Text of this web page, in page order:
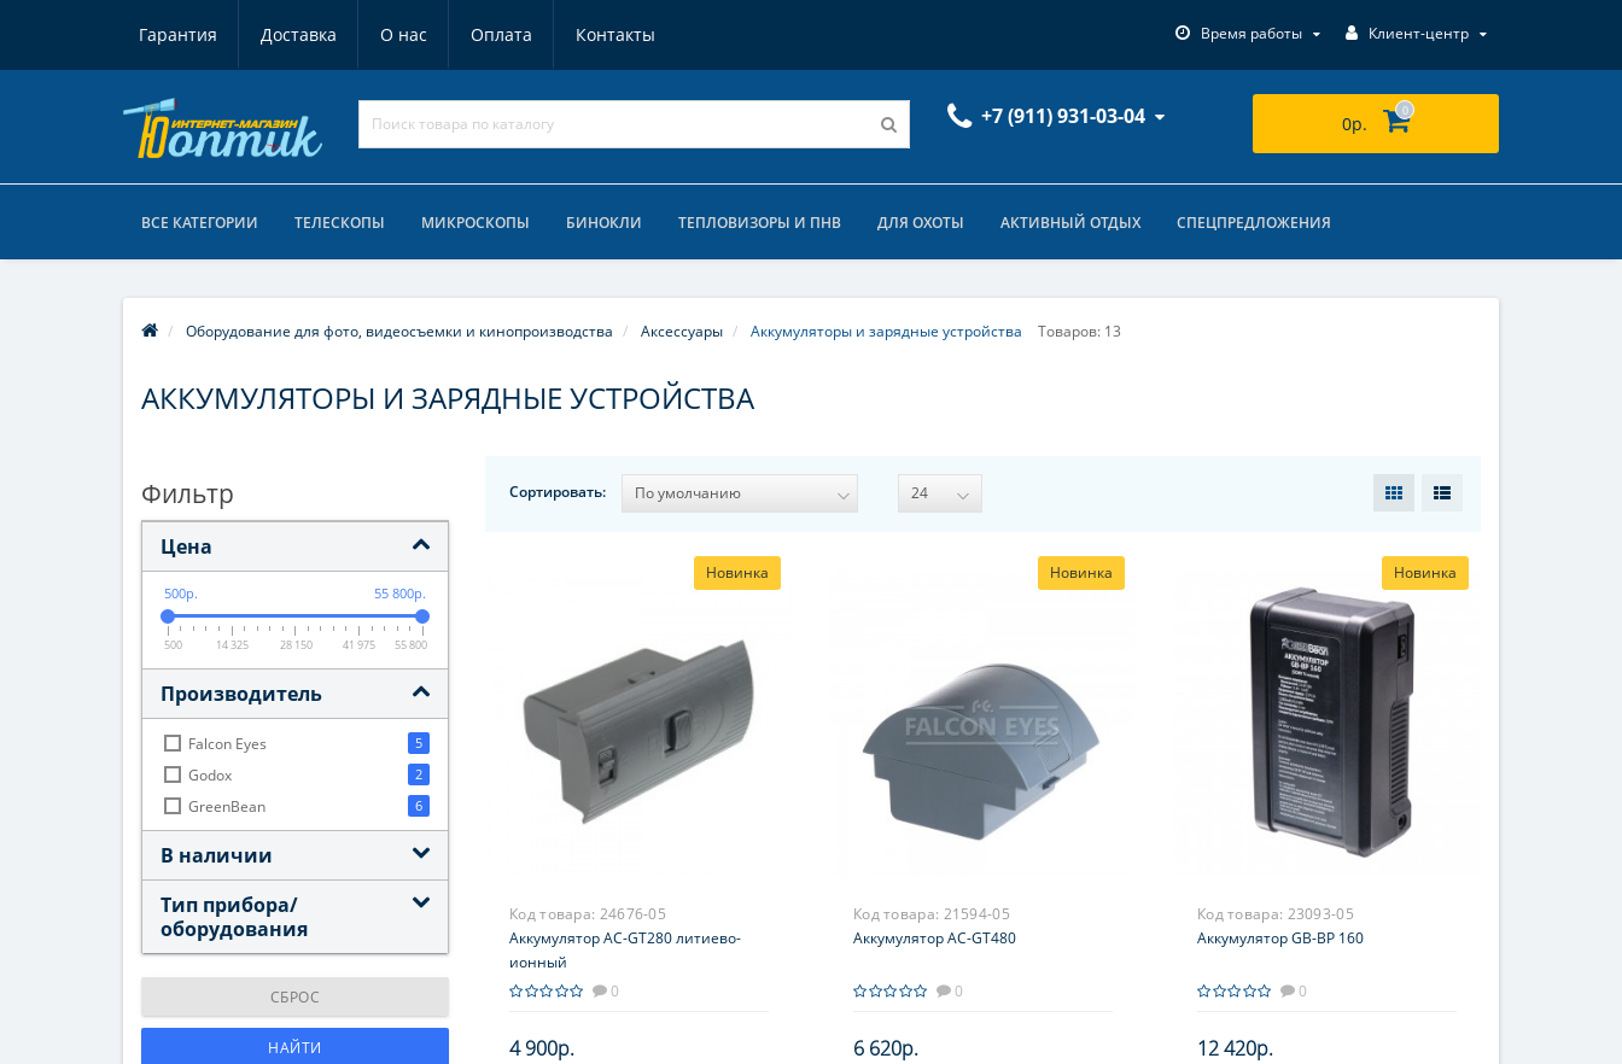
Гарантия Доставка О нас Оплата Контакты Время работы Клиент-центр
+7 (911) 931-03-04 0р.
0
ВСЕ КАТЕГОРИИ ТЕЛЕСКОПЫ МИКРОСКОПЫ БИНОКЛИ ТЕПЛОВИЗОРЫ И ПНВ ДЛЯ ОХОТЫ АКТИВНЫЙ ОТДЫХ СПЕЦПРЕДЛОЖЕНИЯ
Оборудование для фото, видеосъемки и кинопроизводства Аксессуары Аккумуляторы и зарядные устройства Товаров: 13
АККУМУЛЯТОРЫ И ЗАРЯДНЫЕ УСТРОЙСТВА
Фильтр
Цена
500р. 55 800р.
500 14 325 28 150 41 975 55 800
Производитель
Falcon Eyes 5
Godox 2
GreenBean 6
В наличии
Тип прибора/
оборудования
СБРОС
НАЙТИ
Сортировать:
Новинка
Код товара: 24676-05
Аккумулятор AC-GT280 литиево-
ионный
0
4 900р.
Новинка
Код товара: 21594-05
Аккумулятор AC-GT480
0
6 620р.
Новинка
Код товара: 23093-05
Аккумулятор GB-BP 160
0
12 420р.